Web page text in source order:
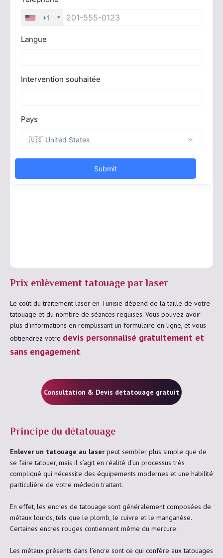
Prix enlèvement tatouage par laser
Le coût du traitement laser en Tunisie dépend de la taille de votre
tatouage et du nombre de séances requises. Vous pouvez avoir
plus d’informations en remplissant un formulaire en ligne, et vous
obtiendrez votre devis personnalisé gratuitement et
sans engagement.
Consultation & Devis détatouage gratuit
Principe du détatouage
Enlever un tatouage au laser peut sembler plus simple que de
se faire tatouer, mais il s’agit en réalité d’un processus très
compliqué qui nécessite des équipements modernes et une habilité
particulière de votre médecin traitant.
En effet, les encres de tatouage sont généralement composées de
métaux lourds, tels que le plomb, le cuivre et le manganèse.
Certaines encres rouges contiennent même du mercure.
Les métaux présents dans l’encre sont ce qui confère aux tatouages